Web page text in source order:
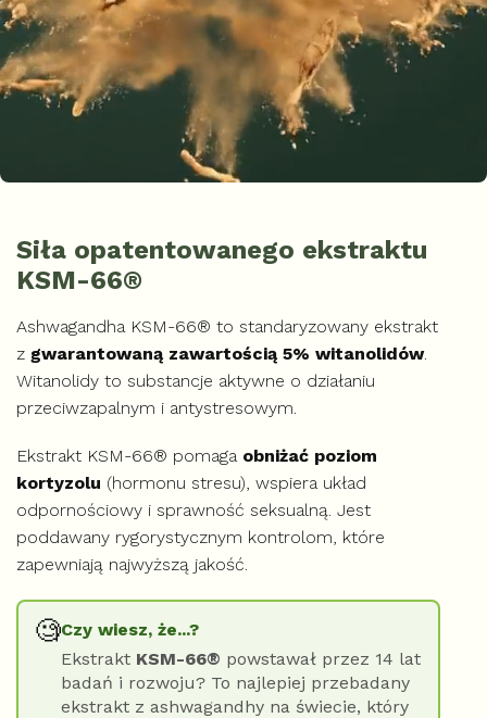
Siła opatentowanego ekstraktu
KSM-66®
Ashwagandha KSM-66® to standaryzowany ekstrakt
z gwarantowaną zawartością 5% witanolidów.
Witanolidy to substancje aktywne o działaniu
przeciwzapalnym i antystresowym.
Ekstrakt KSM-66® pomaga obniżać poziom
kortyzolu (hormonu stresu), wspiera układ
odpornościowy i sprawność seksualną. Jest
poddawany rygorystycznym kontrolom, które
zapewniają najwyższą jakość.
🧐Czy wiesz, że...?
Ekstrakt KSM-66® powstawał przez 14 lat
badań i rozwoju? To najlepiej przebadany
ekstrakt z ashwagandhy na świecie, który